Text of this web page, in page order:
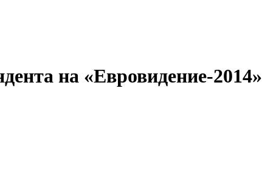
на «Евровидение-2014»